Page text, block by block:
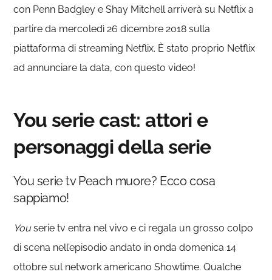
con Penn Badgley e Shay Mitchell arriverà su Netflix a
partire da mercoledì 26 dicembre 2018 sulla
piattaforma di streaming Netflix. È stato proprio Netflix
ad annunciare la data, con questo video!
You serie cast: attori e
personaggi della serie
You serie tv Peach muore? Ecco cosa
sappiamo!
Youserie tv entra nel vivo e ci regala un grosso colpo
di scena nell’episodio andato in onda domenica 14
ottobre sul network americano Showtime. Qualche